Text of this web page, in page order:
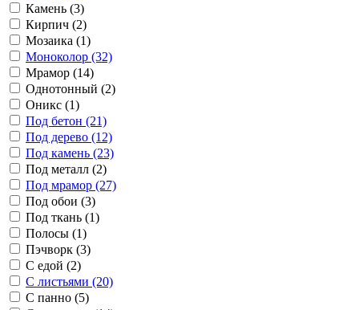
Камень (3)
Кирпич (2)
Мозаика (1)
Моноколор (32)
Мрамор (14)
Однотонный (2)
Оникс (1)
Под бетон (21)
Под дерево (12)
Под камень (23)
Под металл (2)
Под мрамор (27)
Под обои (3)
Под ткань (1)
Полосы (1)
Пэчворк (3)
С едой (2)
С листьями (20)
С панно (5)